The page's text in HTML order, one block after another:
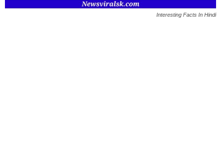
Interesting Facts In Hindi